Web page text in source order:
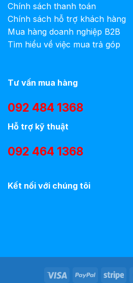
Chính sách thanh toán
Chính sách hỗ trợ khách hàng
Mua hàng doanh nghiệp B2B
Tìm hiểu về việc mua trả góp
Tư vấn mua hàng
092 484 1368
Hỗ trợ kỹ thuật
092 464 1368
Kết nối với chúng tôi